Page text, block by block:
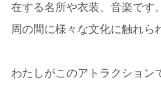
在する名所や衣装、音楽です
周の間に様々な文化に触れら
わたしがこのアトラクション